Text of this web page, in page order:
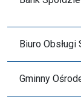
Biuro Obsługi
Gminny